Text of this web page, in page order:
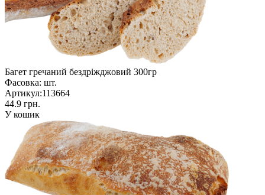
Багет гречаний бездріжджовий 300гр
Фасовка: шт.
Артикул:113664
44.9 грн.
У кошик